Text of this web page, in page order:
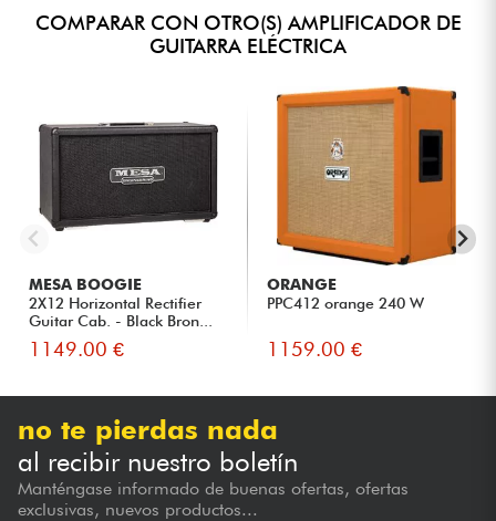
COMPARAR CON OTRO(S) AMPLIFICADOR DE
GUITARRA ELÉCTRICA
MESA BOOGIE
2X12 Horizontal Rectifier
Guitar Cab. - Black Bron...
1149.00 €
ORANGE
PPC412 orange 240 W
1159.00 €
no te pierdas nada
al recibir nuestro boletín
Manténgase informado de buenas ofertas, ofertas
exclusivas, nuevos productos...